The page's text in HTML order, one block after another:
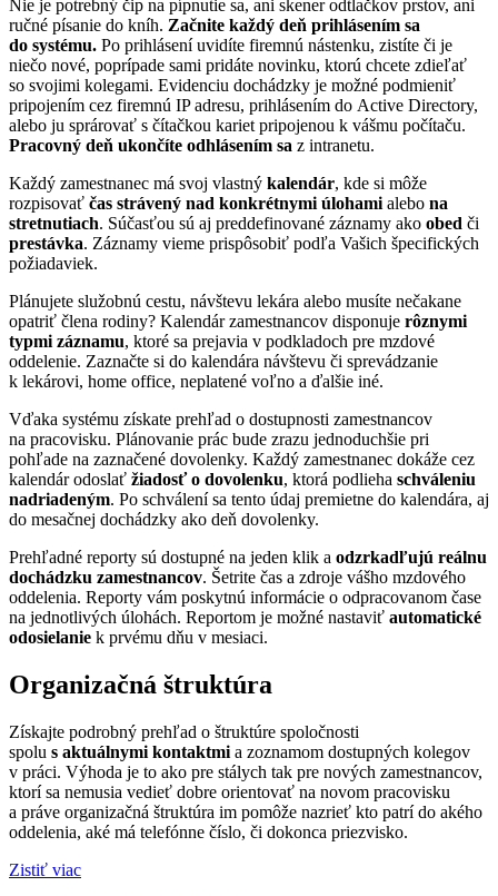
Nie je potrebný čip na pípnutie sa, ani skener odtlačkov prstov, ani
ručné písanie do kníh. Začnite každý deň prihlásením sa
do systému. Po prihlásení uvidíte firemnú nástenku, zistíte či je
niečo nové, poprípade sami pridáte novinku, ktorú chcete zdieľať
so svojimi kolegami. Evidenciu dochádzky je možné podmieniť
pripojením cez firemnú IP adresu, prihlásením do Active Directory,
alebo ju sprárovať s čítačkou kariet pripojenou k vášmu počítaču.
Pracovný deň ukončíte odhlásením sa z intranetu.
Každý zamestnanec má svoj vlastný kalendár, kde si môže
rozpisovať čas strávený nad konkrétnymi úlohami alebo na
stretnutiach. Súčasťou sú aj preddefinované záznamy ako obed či
prestávka. Záznamy vieme prispôsobiť podľa Vašich špecifických
požiadaviek.
Plánujete služobnú cestu, návštevu lekára alebo musíte nečakane
opatriť člena rodiny? Kalendár zamestnancov disponuje rôznymi
typmi záznamu, ktoré sa prejavia v podkladoch pre mzdové
oddelenie. Zaznačte si do kalendára návštevu či sprevádzanie
k lekárovi, home office, neplatené voľno a ďalšie iné.
Vďaka systému získate prehľad o dostupnosti zamestnancov
na pracovisku. Plánovanie prác bude zrazu jednoduchšie pri
pohľade na zaznačené dovolenky. Každý zamestnanec dokáže cez
kalendár odoslať žiadosť o dovolenku, ktorá podlieha schváleniu
nadriadeným. Po schválení sa tento údaj premietne do kalendára, aj
do mesačnej dochádzky ako deň dovolenky.
Prehľadné reporty sú dostupné na jeden klik a odzrkadľujú reálnu
dochádzku zamestnancov. Šetrite čas a zdroje vášho mzdového
oddelenia. Reporty vám poskytnú informácie o odpracovanom čase
na jednotlivých úlohách. Reportom je možné nastaviť automatické
odosielanie k prvému dňu v mesiaci.
Organizačná štruktúra
Získajte podrobný prehľad o štruktúre spoločnosti
spolu s aktuálnymi kontaktmi a zoznamom dostupných kolegov
v práci. Výhoda je to ako pre stálych tak pre nových zamestnancov,
ktorí sa nemusia vedieť dobre orientovať na novom pracovisku
a práve organizačná štruktúra im pomôže nazrieť kto patrí do akého
oddelenia, aké má telefónne číslo, či dokonca priezvisko.
Zistiť viac